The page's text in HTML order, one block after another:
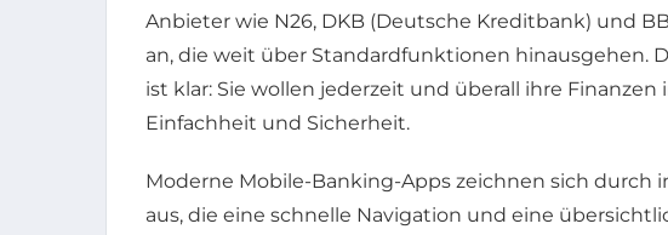
Anbieter wie N26, DKB (Deutsche Kreditbank) und
an, die weit über Standardfunktionen hinausgehen.
ist klar: Sie wollen jederzeit und überall ihre
Einfachheit und Sicherheit.
Moderne Mobile-Banking-Apps zeichnen sich durch
aus, die eine schnelle Navigation und eine